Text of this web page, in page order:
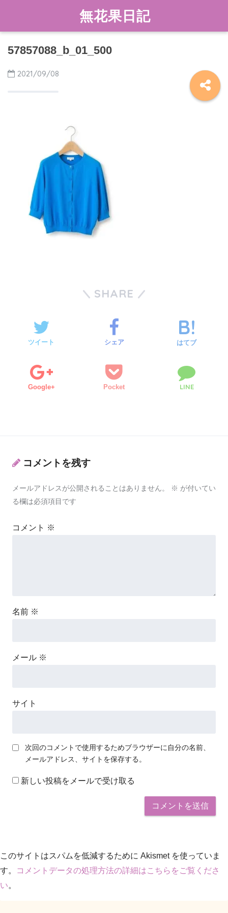
無花果日記
57857088_b_01_500
2021/09/08
SHARE
ツイート シェア はてブ
Google+ Pocket LINE
コメントを残す
メールアドレスが公開されることはありません。 ※ が付いてい
る欄は必須項目です
コメント ※
名前 ※
メール ※
サイト
次回のコメントで使用するためブラウザーに自分の名前、
メールアドレス、サイトを保存する。
新しい投稿をメールで受け取る
このサイトはスパムを低減するために Akismet を使っていま
す。
コメントデータの処理方法の詳細はこちらをご覧くださ
い。